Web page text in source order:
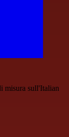
misura sull'Italian